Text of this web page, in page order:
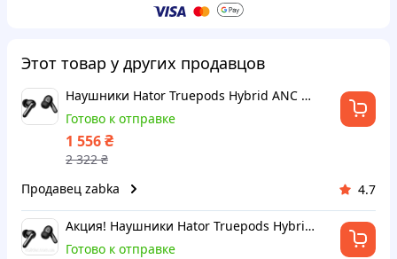
Этот товар у других продавцов
Наушники Hator Truepods Hybrid ANC Black
Готово к отправке
1 556₴
2 322₴
Продавец zabka
4.7
Акция! Наушники Hator Truepods Hybrid ANC Black (HTA431) - По лучшей цене!
Готово к отправке